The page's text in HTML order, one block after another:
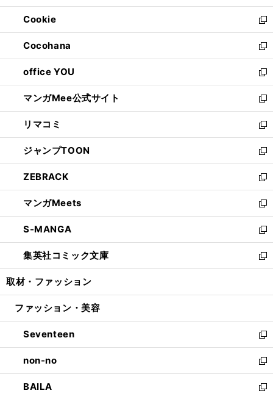
開
く
ウ
で
開
く
ン
ド
ウ
で
開
く
ウ
ィ
ン
ド
ウ
で
開
く
Cookie
新
し
い
ウ
ィ
ン
ド
ウ
で
開
く
Cocohana
新
し
い
ウ
ィ
ン
ド
ウ
で
開
く
office YOU
新
し
い
ウ
ィ
ン
ド
ウ
で
開
く
マンガMee公式サイト
新
し
い
ウ
ィ
ン
ド
ウ
で
開
く
リマコミ
新
し
い
ウ
ィ
ン
ド
ウ
で
開
く
ジャンプTOON
新
し
い
ウ
ィ
ン
ド
ウ
で
開
ZEBRACK
新
し
い
ウ
ィ
ン
ド
ウ
開
マンガMeets
新
し
い
ウ
ィ
ン
ウ
開
く
S-MANGA
新
し
い
ウ
ン
ウ
で
開
く
集英社コミック文庫
新
し
ウ
ン
ド
ウ
で
開
く
取材・ファッション
ファッション・美容
Seventeen
新
し
い
ウ
ィ
non-no
新
し
い
BAILA
新